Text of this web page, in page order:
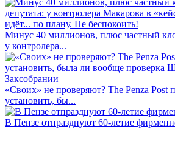
Минус 40 миллионов, плюс частный
у контролера...
«Своих» не проверяют? The Penza Post
установить, бы...
В Пензе отпразднуют 60-летие